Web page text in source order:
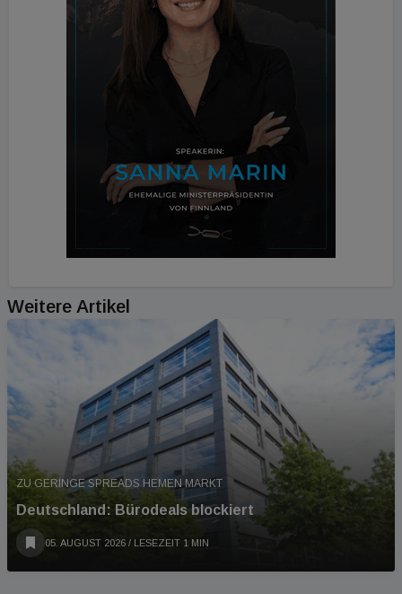
Weitere Artikel
ZU GERINGE SPREADS HEMEN MARKT
Deutschland: Bürodeals blockiert
05. AUGUST 2026 / LESEZEIT 1 MIN